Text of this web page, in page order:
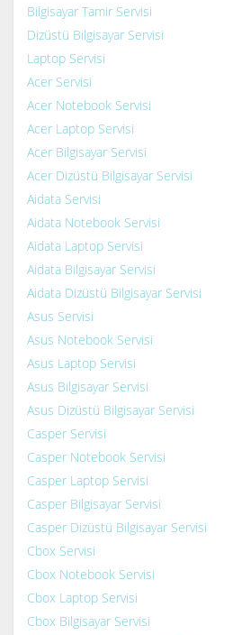
Bilgisayar Tamir Servisi
Dizüstü Bilgisayar Servisi
Laptop Servisi
Acer Servisi
Acer Notebook Servisi
Acer Laptop Servisi
Acer Bilgisayar Servisi
Acer Dizüstü Bilgisayar Servisi
Aidata Servisi
Aidata Notebook Servisi
Aidata Laptop Servisi
Aidata Bilgisayar Servisi
Aidata Dizüstü Bilgisayar Servisi
Asus Servisi
Asus Notebook Servisi
Asus Laptop Servisi
Asus Bilgisayar Servisi
Asus Dizüstü Bilgisayar Servisi
Casper Servisi
Casper Notebook Servisi
Casper Laptop Servisi
Casper Bilgisayar Servisi
Casper Dizüstü Bilgisayar Servisi
Cbox Servisi
Cbox Notebook Servisi
Cbox Laptop Servisi
Cbox Bilgisayar Servisi